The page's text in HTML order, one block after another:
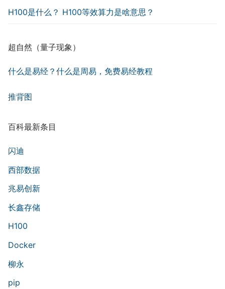
H100是什么？ H100等效算力是啥意思？
超自然（量子现象）
什么是易经？什么是周易，免费易经教程
推背图
百科最新条目
闪迪
西部数据
兆易创新
长鑫存储
H100
Docker
柳永
pip